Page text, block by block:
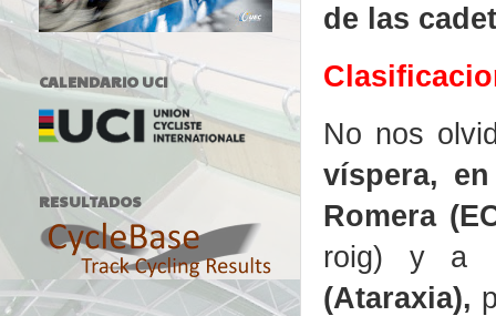
de las
No nos
víspera,
Romera
roig) y a
(Ataraxia),
CALENDARIO UCI
RESULTADOS